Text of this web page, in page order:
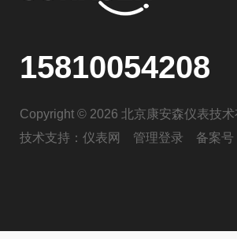
15810054208
Copyright © 2026 北京康安森仪表技
技术支持： 仪表网 管理登录 备案号